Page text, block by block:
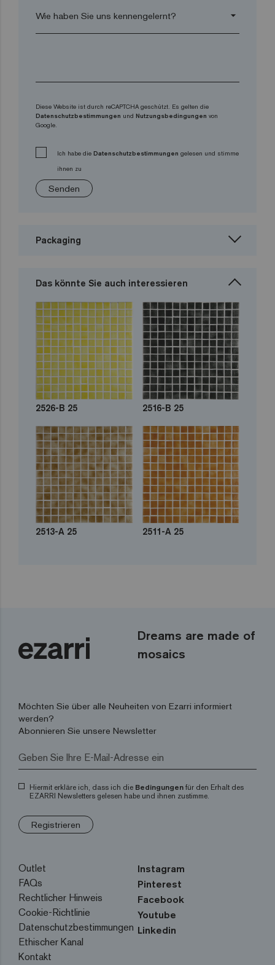
arrow_drop_down
Diese Website ist durch reCAPTCHA geschützt. Es gelten die
Datenschutzbestimmungen und Nutzungsbedingungen von
Google.
Ich habe die Datenschutzbestimmungen gelesen und stimme
ihnen zu
Senden
Packaging
Das könnte Sie auch interessieren
2526-B 25 2516-B 25
2513-A 25 2511-A 25
Dreams are made of
mosaics
Möchten Sie über alle Neuheiten von Ezarri informiert
werden?
Abonnieren Sie unsere Newsletter
Hiermit erkläre ich, dass ich die Bedingungen für den Erhalt des
EZARRI Newsletters gelesen habe und ihnen zustimme.
Registrieren
Outlet
FAQs
Rechtlicher Hinweis
Cookie-Richtlinie
Datenschutzbestimmungen
Ethischer Kanal
Kontakt
Instagram
Pinterest
Facebook
Youtube
Linkedin